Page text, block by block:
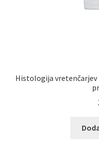
Histologija vretenčarjev